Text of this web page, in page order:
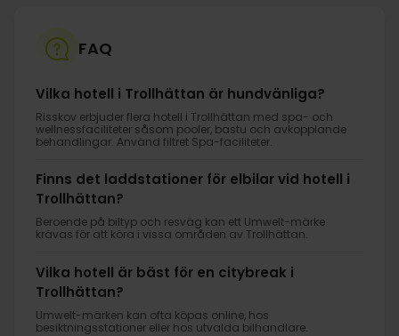
FAQ
Vilka hotell i Trollhättan är hundvänliga?
Risskov erbjuder flera hotell i Trollhättan med spa- och
wellnessfaciliteter såsom pooler, bastu och avkopplande
behandlingar. Använd filtret Spa-faciliteter.
Finns det laddstationer för elbilar vid hotell i
Trollhättan?
Beroende på biltyp och resväg kan ett Umwelt-märke
krävas för att köra i vissa områden av Trollhättan.
Vilka hotell är bäst för en citybreak i
Trollhättan?
Umwelt-märken kan ofta köpas online, hos
besiktningsstationer eller hos utvalda bilhandlare.